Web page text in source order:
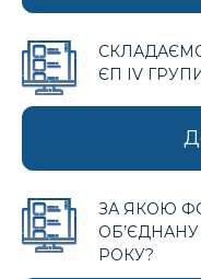
ЄП IV ГРУПИ
ЗА ЯКОЮ
ОБ’ЄДНАНУ
РОКУ?